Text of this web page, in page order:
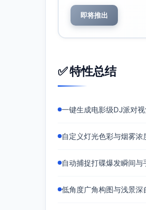
即将推出
✅ 特性总结
一键生成电影级DJ派对
自定义灯光色彩与烟雾
自动捕捉打碟爆发瞬间
低角度广角构图与浅景